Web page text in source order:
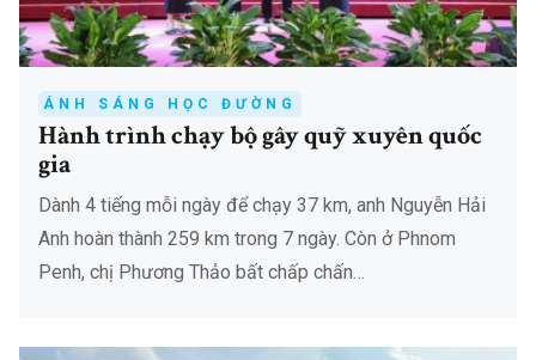
ÁNH SÁNG HỌC ĐƯỜNG
Hành trình chạy bộ gây quỹ xuyên quốc
gia
Dành 4 tiếng mỗi ngày để chạy 37 km, anh Nguyễn Hải
Anh hoàn thành 259 km trong 7 ngày. Còn ở Phnom
Penh, chị Phương Thảo bất chấp chấn…